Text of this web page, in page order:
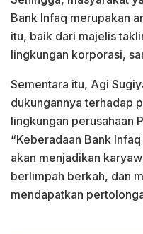
Bank Infaq merupakan
itu, baik dari majelis
lingkungan korporasi,
Sementara itu, Agi
dukungannya terhadap
lingkungan perusahaan
“Keberadaan Bank
akan menjadikan
berlimpah berkah, dan
mendapatkan